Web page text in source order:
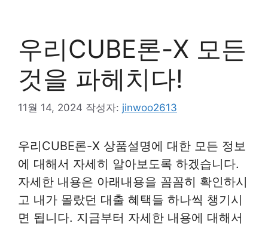
우리CUBE론-X 모든
것을 파헤치다!
11월 14, 2024 작성자: jinwoo2613
우리CUBE론-X 상품설명에 대한 모든 정보
에 대해서 자세히 알아보도록 하겠습니다.
자세한 내용은 아래내용을 꼼꼼히 확인하시
고 내가 몰랐던 대출 혜택들 하나씩 챙기시
면 됩니다. 지금부터 자세한 내용에 대해서